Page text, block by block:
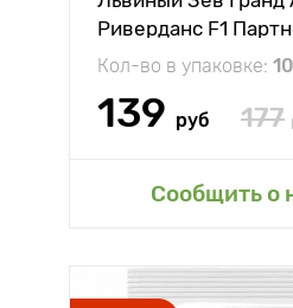
Риверданс F1
Кол-во в упаковке:
139 руб 177
Сообщить о